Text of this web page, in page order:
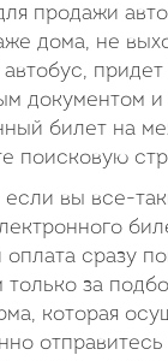
продажи
дома, не
автобус,
документом и
билет на
поисковую
если вы все-
оплата сразу
только за
которая